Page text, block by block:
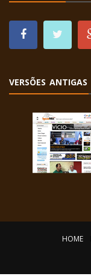
VERSÕES ANTIGAS
HOME